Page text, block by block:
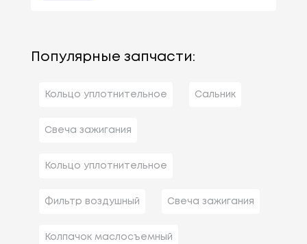
Популярные запчасти:
Кольцо уплотнительное Сальник
Свеча зажигания
Кольцо уплотнительное
Фильтр воздушный Свеча зажигания
Колпачок маслосъемный